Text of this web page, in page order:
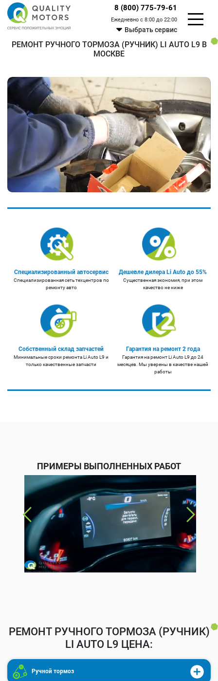
8 (800) 775-79-61
Ежедневно с 8:00 до 22:00
Выбрать сервис
РЕМОНТ РУЧНОГО ТОРМОЗА (РУЧНИК) LI AUTO L9 В
МОСКВЕ
Специализированный автосервис
Специализированная сеть техцентров по
ремонту авто
Дешевле дилера Li Auto до 55%
Существенная экономия, при этом
качество не ниже
Собственный склад запчастей
Минимальные сроки ремонта Li Auto L9 и
только качественные запчасти
Гарантия на ремонт 2 года
Гарантия на ремонт Li Auto L9 до 24
месяцев. Мы уверены в качестве нашей
работы
ПРИМЕРЫ ВЫПОЛНЕННЫХ РАБОТ
РЕМОНТ РУЧНОГО ТОРМОЗА (РУЧНИК)
LI AUTO L9 ЦЕНА:
Ручной тормоз